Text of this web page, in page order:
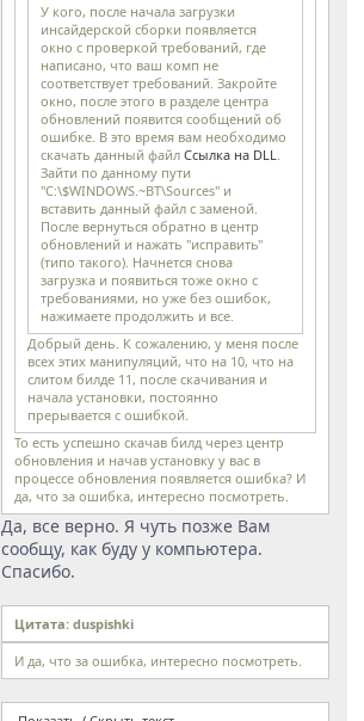
У кого, после начала загрузки
инсайдерской сборки появляется
окно с проверкой требований, где
написано, что ваш комп не
соответствует требований. Закройте
окно, после этого в разделе центра
обновлений появится сообщений об
ошибке. В это время вам необходимо
скачать данный файл Ссылка на DLL
Зайти по данному пути
"C:\$WINDOWS.~BT\Sources" и
вставить данный файл с заменой.
После вернуться обратно в центр
обновлений и нажать "исправить"
(типо такого). Начнется снова
загрузка и появиться тоже окно с
требованиями, но уже без ошибок,
нажимаете продолжить и все.
Добрый день. К сожалению, у меня после
всех этих манипуляций, что на 10, что на
слитом билде 11, после скачивания и
начала установки, постоянно
прерывается с ошибкой.
То есть успешно скачав билд через центр
обновления и начав установку у вас в
процессе обновления появляется ошибка? И
да, что за ошибка, интересно посмотреть.
Да, все верно. Я чуть позже Вам
сообщу, как буду у компьютера.
Спасибо.
Цитата: duspishki
И да, что за ошибка, интересно посмотреть.